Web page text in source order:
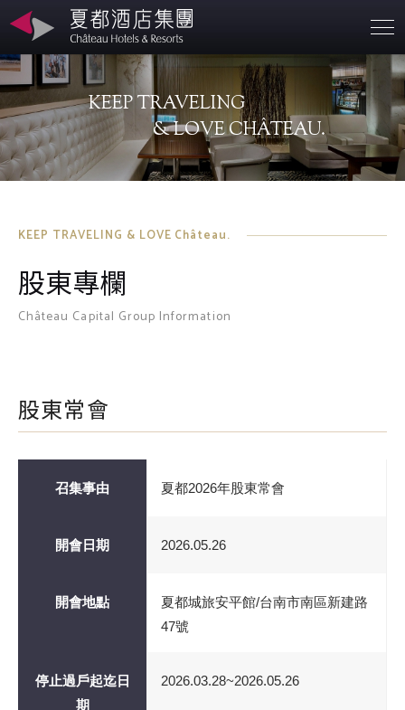
KEEP TRAVELING
& LOVE CHÂTEAU.
KEEP TRAVELING & LOVE Château.
股東專欄
Château Capital Group Information
股東常會
召集事由 夏都2026年股東常會
開會日期 2026.05.26
開會地點
夏都城旅安平館/台南市南區新建路
47號
停止過戶起迄日
期
2026.03.28~2026.05.26
營業據點
關於夏都
永續發展
聯絡資訊
投資人專區